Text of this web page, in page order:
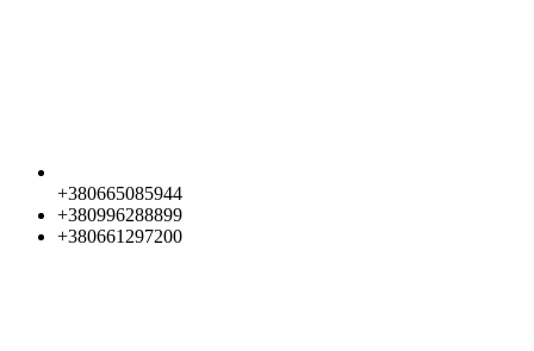
+380665085944
+380996288899
+380661297200